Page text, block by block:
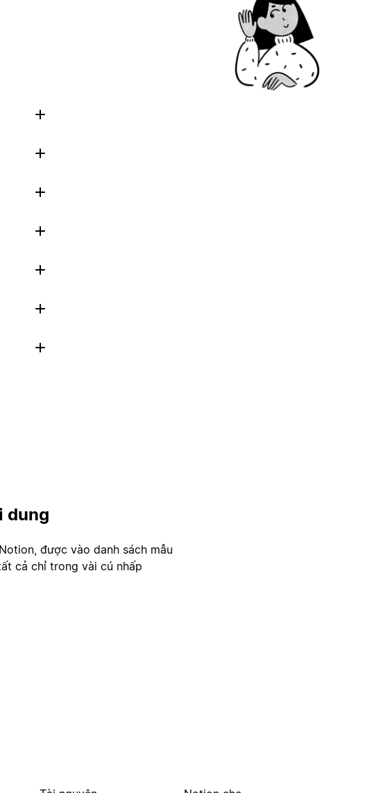
dung
được vào danh sách mẫu
cả chỉ trong vài cú nhấp